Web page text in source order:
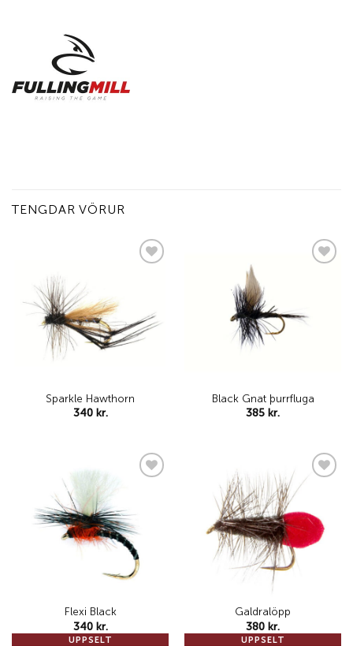
TENGDAR VÖRUR
Sparkle Hawthorn
340 kr.
Black Gnat þurrfluga
385 kr.
UPPSELT
Flexi Black
340 kr.
UPPSELT
Galdralöpp
380 kr.